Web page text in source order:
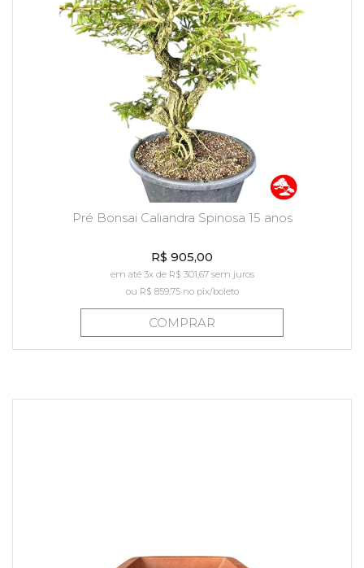
Pré Bonsai Caliandra Spinosa 15 anos
R$ 905,00
em até 3x de R$ 301,67 sem juros
ou R$ 859,75no pix/boleto
COMPRAR